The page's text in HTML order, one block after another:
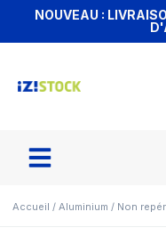
NOUVEAU :
Accueil / Aluminium / Non